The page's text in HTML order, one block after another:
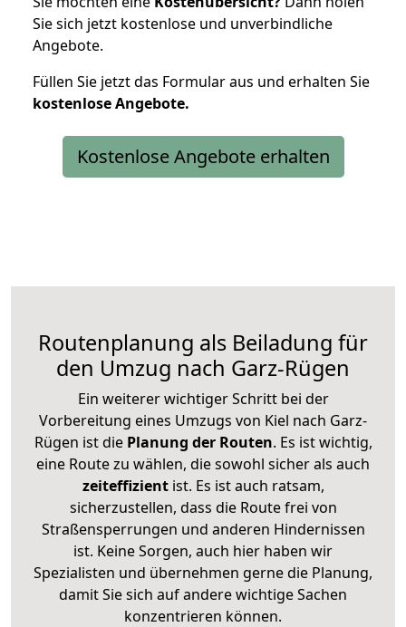
Sie sich jetzt kostenlose und unverbindliche
Angebote.
Füllen Sie jetzt das Formular aus und erhalten Sie
kostenloseAngebote.
Kostenlose Angebote erhalten
Routenplanung als Beiladung für
den Umzug nach Garz-Rügen
Ein weiterer wichtiger Schritt bei der
Vorbereitung eines Umzugs von Kiel nach Garz-
Rügen ist diePlanung der Routen. Es ist wichtig,
eine Route zu wählen, die sowohl sicher als auch
zeiteffizientist. Es ist auch ratsam,
sicherzustellen, dass die Route frei von
Straßensperrungen und anderen Hindernissen
ist. Keine Sorgen, auch hier haben wir
Spezialisten und übernehmen gerne die Planung,
damit Sie sich auf andere wichtige Sachen
konzentrieren können.